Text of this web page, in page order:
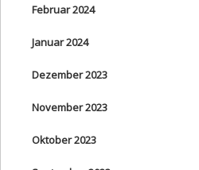
Februar 2024
Januar 2024
Dezember 2023
November 2023
Oktober 2023